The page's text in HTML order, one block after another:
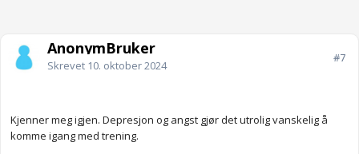
AnonymBruker
Skrevet 10. oktober 2024
#7
Kjenner meg igjen. Depresjon og angst gjør det utrolig vanskelig å
komme igang med trening.